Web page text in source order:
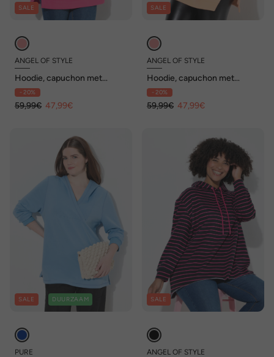
SALE
ANGEL OF STYLE
Hoodie, capuchon met
kleurige strikbandjes
- 20%
59,99€ 47,99€
SALE
ANGEL OF STYLE
Hoodie, capuchon met
kleurige strikbandjes
- 20%
59,99€ 47,99€
SALE DUURZAAM
PURE
SALE
ANGEL OF STYLE